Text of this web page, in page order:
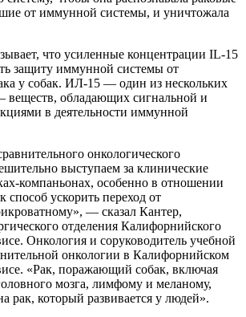
от иммунной системы, и уничтожала
что усиленные концентрации IL-15
защиту иммунной системы от
у собак. ИЛ-15 — один из нескольких
обладающих сигнальной и
в деятельности иммунной
онкологического
выступаем за клинические
компаньонах, особенно в отношении
способ ускорить переход от
— сказал Кантер,
отделения Калифорнийского
Онкология и соруководитель учебной
онкологии в Калифорнийском
«Рак, поражающий собак, включая
мозга, лимфому и меланому,
рак, который развивается у людей».